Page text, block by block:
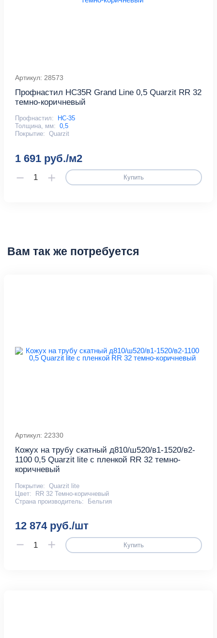
Артикул: 28573
Профнастил HC35R Grand Line 0,5 Quarzit RR 32
темно-коричневый
Профнастил:
НС-35
Толщина, мм: 0,5
Покрытие: Quarzit
1 691 руб./м2
Купить
Вам так же потребуется
Артикул: 22330
Кожух на трубу скатный д810/ш520/в1-1520/в2-
1100 0,5 Quarzit lite с пленкой RR 32 темно-
коричневый
Покрытие: Quarzit lite
Цвет:
RR 32 Темно-коричневый
Страна производитель:
Бельгия
12 874 руб./шт
Купить